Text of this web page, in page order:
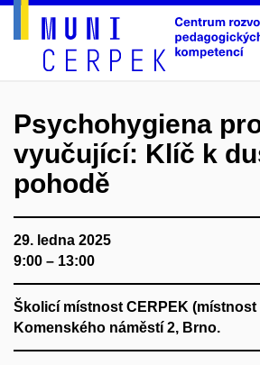
Psychohygiena
vyučující: Klíč k
pohodě
29. ledna 2025
9:00 – 13:00
Školicí místnost CERPEK (místnost
Komenského náměstí 2, Brno.